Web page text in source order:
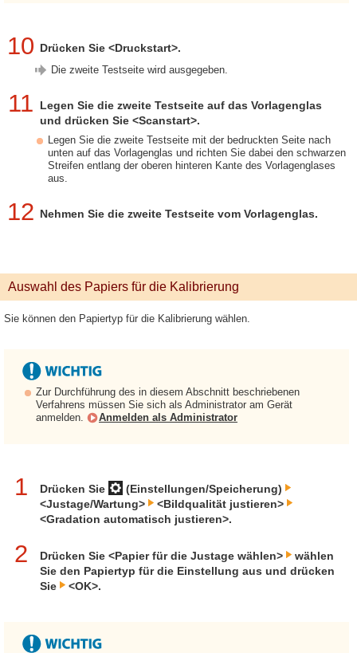
10 Drücken Sie <Druckstart>.
Die zweite Testseite wird ausgegeben.
11
Legen Sie die zweite Testseite auf das Vorlagenglas
und drücken Sie <Scanstart>.
Legen Sie die zweite Testseite mit der bedruckten Seite nach
unten auf das Vorlagenglas und richten Sie dabei den schwarzen
Streifen entlang der oberen hinteren Kante des Vorlagenglases
aus.
12 Nehmen Sie die zweite Testseite vom Vorlagenglas.
Auswahl des Papiers für die Kalibrierung
Sie können den Papiertyp für die Kalibrierung wählen.
Zur Durchführung des in diesem Abschnitt beschriebenen
Verfahrens müssen Sie sich als Administrator am Gerät
anmelden.
Anmelden als Administrator
1 Drücken Sie
(Einstellungen/Speicherung)
<Justage/Wartung>
<Bildqualität justieren>
<Gradation automatisch justieren>.
2 Drücken Sie <Papier für die Justage wählen>
wählen
Sie den Papiertyp für die Einstellung aus und drücken
Sie
<OK>.